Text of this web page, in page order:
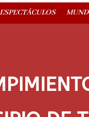
ESPECTÁCULOS